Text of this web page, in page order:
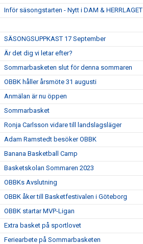
Inför säsongstarten - Nytt i DAM & HERRLAGET
SÄSONGSUPPKAST 17 September
Är det dig vi letar efter?
Sommarbasketen slut för denna sommaren
OBBK håller årsmöte 31 augusti
Anmälan är nu öppen
Sommarbasket
Ronja Carlsson vidare till landslagsläger
Adam Ramstedt besöker OBBK
Banana Basketball Camp
Basketskolan Sommaren 2023
OBBKs Avslutning
OBBK åker till Basketfestivalen i Göteborg
OBBK startar MVP-Ligan
Extra basket på sportlovet
Feriearbete på Sommarbasketen